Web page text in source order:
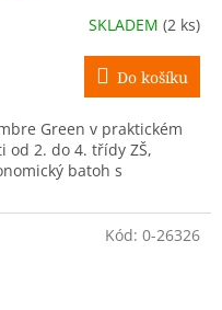
SKLADEM (2 ks)
Do košíku
Green v praktickém
od 2. do 4. třídy ZŠ,
batoh s
Kód: 0-26326